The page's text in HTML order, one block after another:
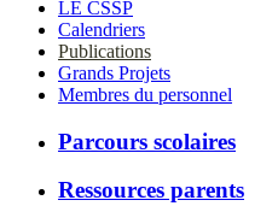
LE CSSP
Calendriers
Publications
Grands Projets
Membres du personnel
Parcours scolaires
Ressources parents